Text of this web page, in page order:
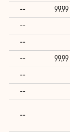
99.99
--
--
--
99.99
--
--
--
--